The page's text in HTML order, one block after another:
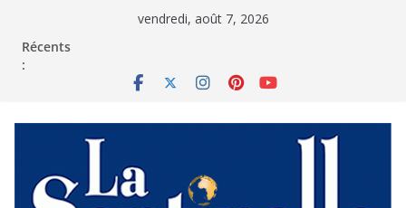
vendredi, août 7, 2026
Récents
: